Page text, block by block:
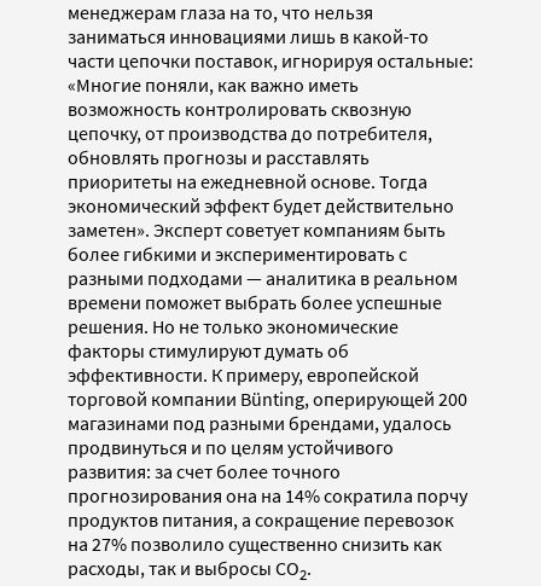
менеджерам глаза на то, что нельзя
заниматься инновациями лишь в какой-то
части цепочки поставок, игнорируя остальные:
«Многие поняли, как важно иметь
возможность контролировать сквозную
цепочку, от производства до потребителя,
обновлять прогнозы и расставлять
приоритеты на ежедневной основе. Тогда
экономический эффект будет действительно
заметен». Эксперт советует компаниям быть
более гибкими и экспериментировать с
разными подходами — аналитика в реальном
времени поможет выбрать более успешные
решения. Но не только экономические
факторы стимулируют думать об
эффективности. К примеру, европейской
торговой компании Bünting, оперирующей 200
магазинами под разными брендами, удалось
продвинуться и по целям устойчивого
развития: за счет более точного
прогнозирования она на 14% сократила порчу
продуктов питания, а сокращение перевозок
на 27% позволило существенно снизить как
расходы, так и выбросы CO2.